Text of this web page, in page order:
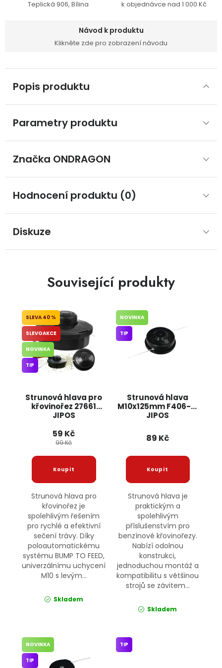
Teplická 906, Bílina k objednávce nad 1 000 Kč
Návod k produktu
Klikněte zde pro zobrazení návodu
Popis produktu
Parametry produktu
Značka ONDRAGON
Hodnocení produktu (0)
Diskuze
Související produkty
Strunová hlava pro
křovinořez 27661
JIPOS
40 %
SLEVOAKCE
NOVINKA
TIP
59 Kč
99 Kč
Strunová hlava pro
křovinořez je
spolehlivým řešením
pro rychlé a efektivní
sečení trávy. Díky
poloautomatickému
systému BUMP TO FEED,
univerzálnímu uchycení
M10 s levým...
Skladem
Strunová hlava
M10x125mm F406-71
JIPOS
NOVINKA
TIP
89 Kč
Strunová hlava je
praktickým a
spolehlivým
příslušenstvím pro
benzínové křovinořezy.
Nabízí odolnou
konstrukci,
jednoduchou montáž a
kompatibilitu s většinou
strojů se závitem...
Skladem
NOVINKA
TIP
TIP